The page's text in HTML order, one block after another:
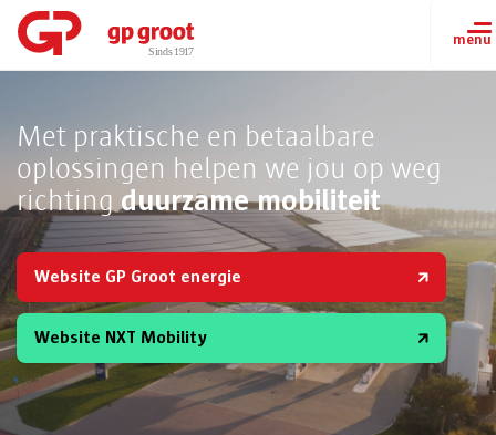
Met praktische en betaalbare
oplossingen helpen we jou op weg
richting duurzame mobiliteit
Website GP Groot energie
Website NXT Mobility